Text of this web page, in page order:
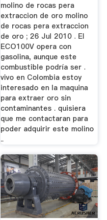
molino de rocas pera
extraccion de oro molino
de rocas pera extraccion
de oro ; 26 Jul 2010 . El
ECO100V opera con
gasolina, aunque este
combustible podría ser .
vivo en Colombia estoy
interesado en la maquina
para extraer oro sin
contaminantes . quisiera
que me contactaran para
poder adquirir este molino
..